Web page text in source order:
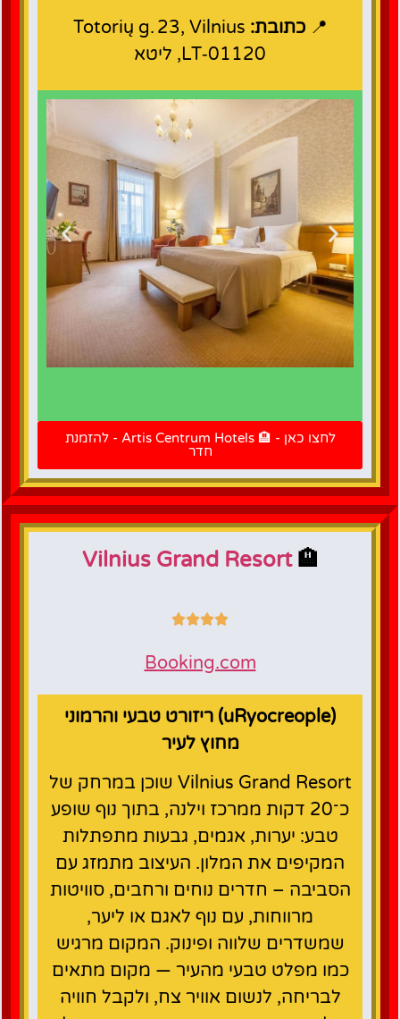
📍כתובת: Totorių g. 23, Vilnius
LT‑01120, ליטא
להזמנת
חדר
לחצו כאן - 🏨 Artis Centrum Hotels - להזמנת
חדר
🏨
Vilnius Grand Resort
Booking.com
(uRyocreople) ריזורט טבעי והרמוני
מחוץ לעיר
Vilnius Grand Resort שוכן במרחק של
כ־20 דקות ממרכז וילנה, בתוך נוף שופע
טבע: יערות, אגמים, גבעות מתפתלות
המקיפים את המלון. העיצוב מתמזג עם
הסביבה – חדרים נוחים ורחבים, סוויטות
מרווחות, עם נוף לאגם או ליער,
שמשדרים שלווה ופינוק. המקום מרגיש
כמו מפלט טבעי מהעיר — מקום מתאים
לבריחה, לנשום אוויר צח, ולקבל חוויה